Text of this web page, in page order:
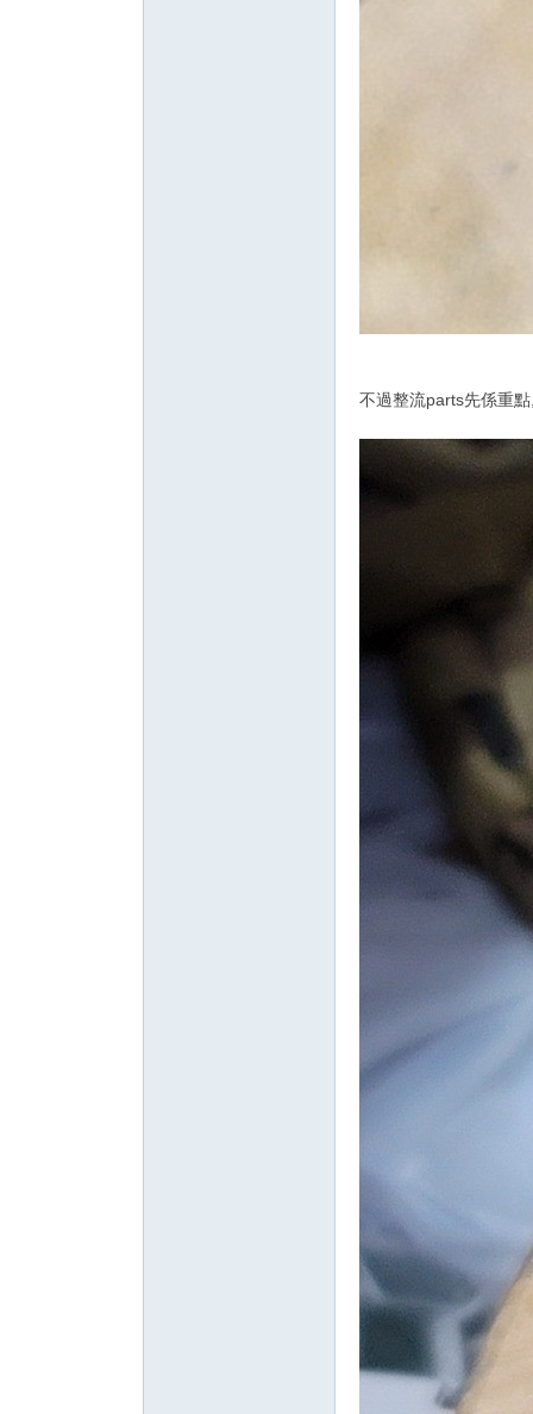
不過整流parts先係重